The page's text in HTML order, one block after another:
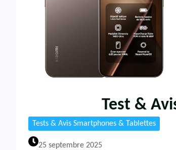
Test &
Tests & Avis Smartphones & Tablettes
25 septembre 2025